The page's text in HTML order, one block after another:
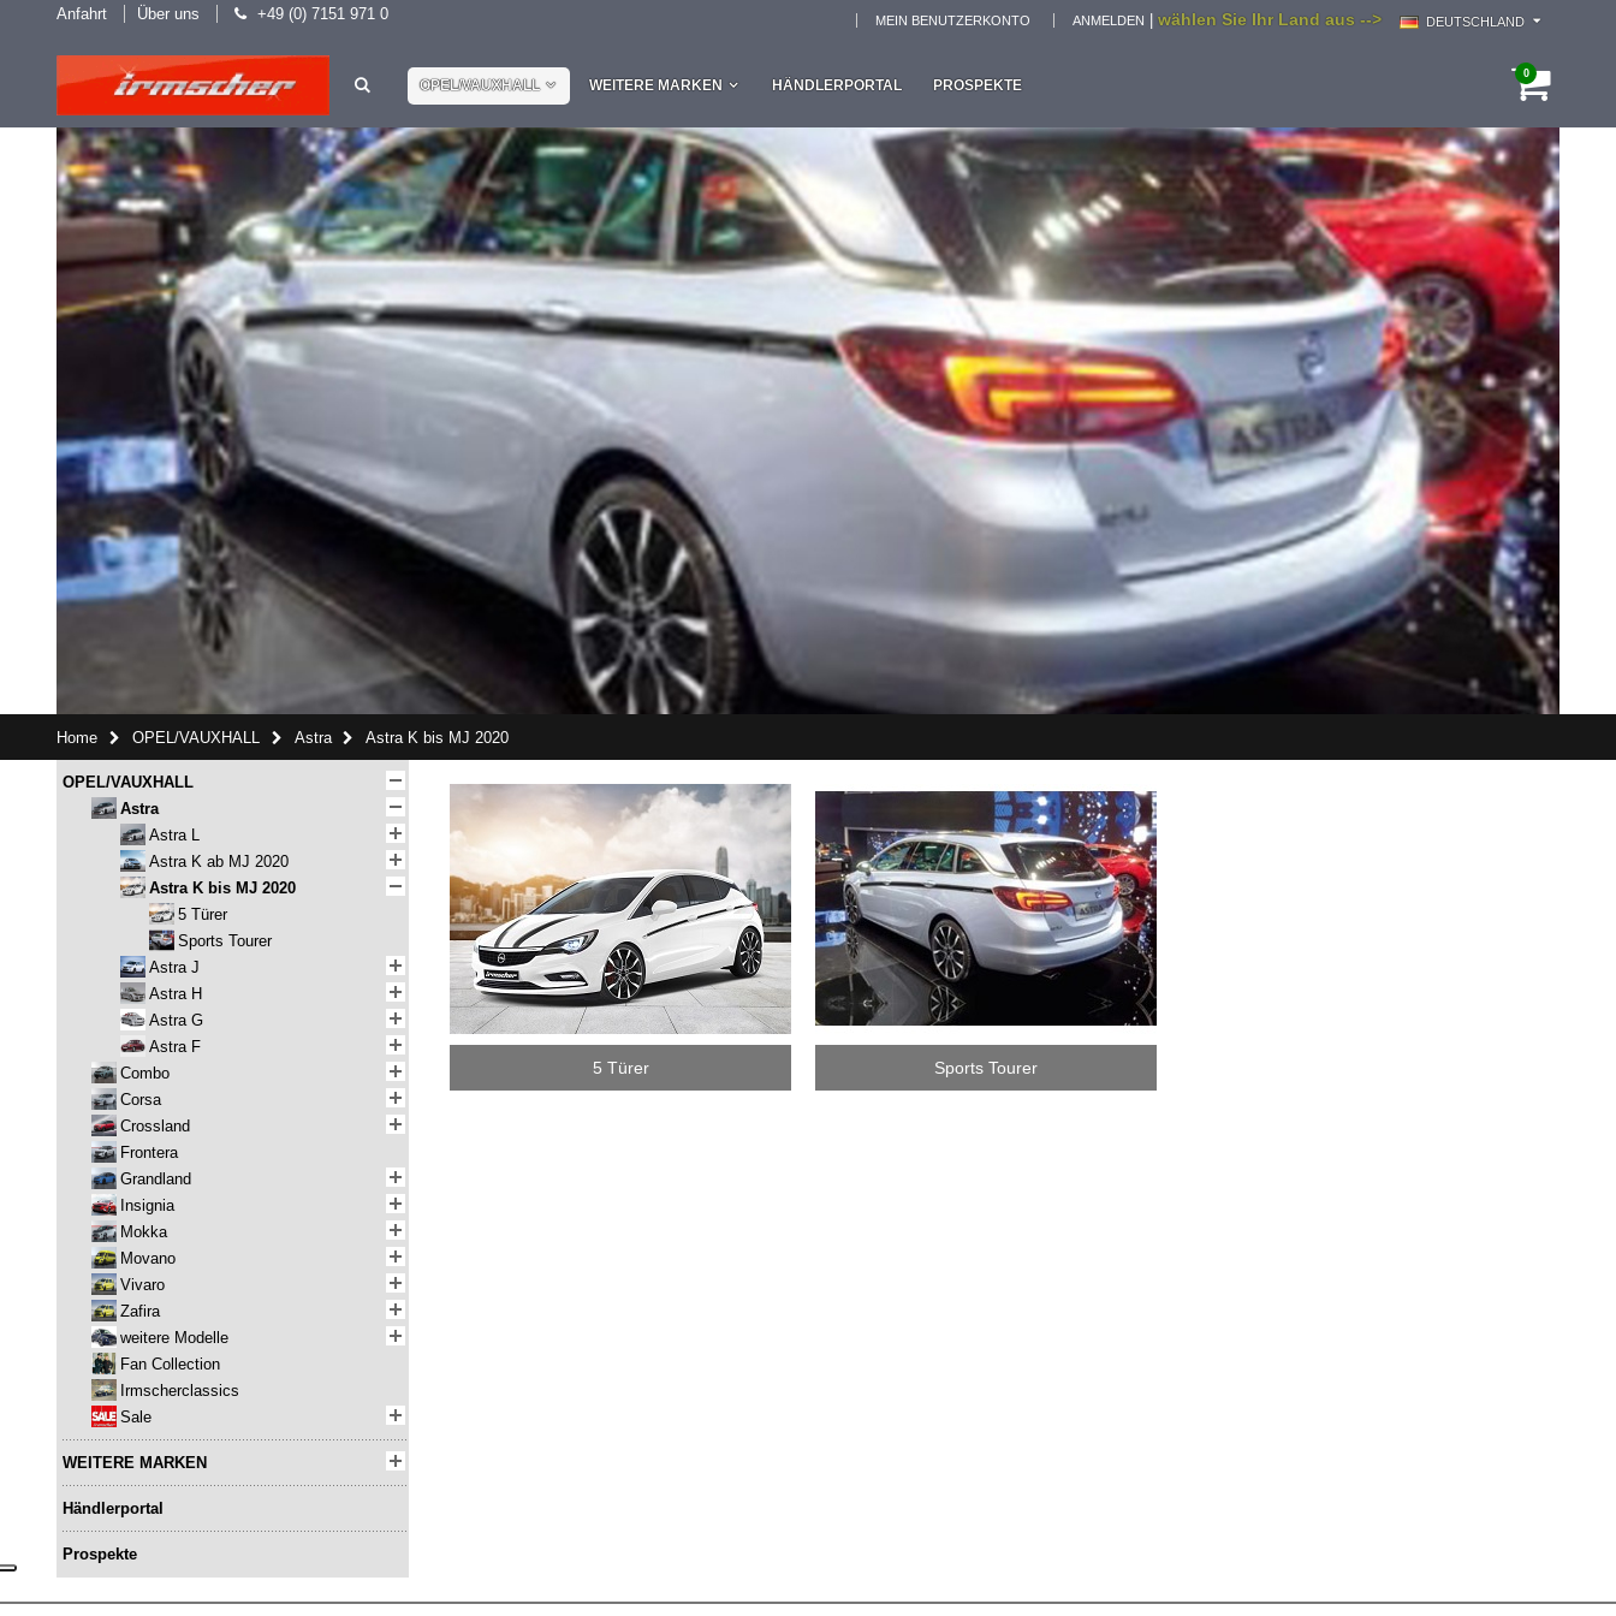
Anfahrt Über uns +49 (0) 7151 971 0 wählen Sie Ihr Land aus --> DEUTSCHLAND
MEIN BENUTZERKONTO ANMELDEN
0
OPEL/VAUXHALL WEITERE MARKEN HÄNDLERPORTAL PROSPEKTE
Home OPEL/VAUXHALL Astra Astra K bis MJ 2020
5 Türer Sports Tourer
OPEL/VAUXHALL
Astra
Astra L
Astra K ab MJ 2020
Astra K bis MJ 2020
5 Türer
Sports Tourer
Astra J
Astra H
Astra G
Astra F
Combo
Corsa
Crossland
Frontera
Grandland
Insignia
Mokka
Movano
Vivaro
Zafira
weitere Modelle
Fan Collection
Irmscherclassics
Sale
WEITERE MARKEN
Händlerportal
Prospekte